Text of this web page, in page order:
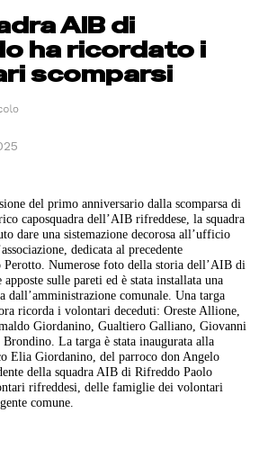
AIB di
ha ricordato i
scomparsi
del primo anniversario dalla scomparsa di
caposquadra dell’AIB rifreddese, la squadra
dare una sistemazione decorosa all’ufficio
dedicata al precedente
Perotto. Numerose foto della storia dell’AIB di
sulle pareti ed è stata installata una
dall’amministrazione comunale. Una targa
ricorda i volontari deceduti: Oreste Allione,
Giordanino, Gualtiero Galliano, Giovanni
La targa è stata inaugurata alla
Elia Giordanino, del parroco don Angelo
della squadra AIB di Rifreddo Paolo
rifreddesi, delle famiglie dei volontari
comune.